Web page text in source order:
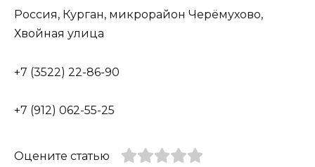
Россия, Курган, микрорайон Черёмухово,
Хвойная улица
+7 (3522) 22-86-90
+7 (912) 062-55-25
Оцените статью